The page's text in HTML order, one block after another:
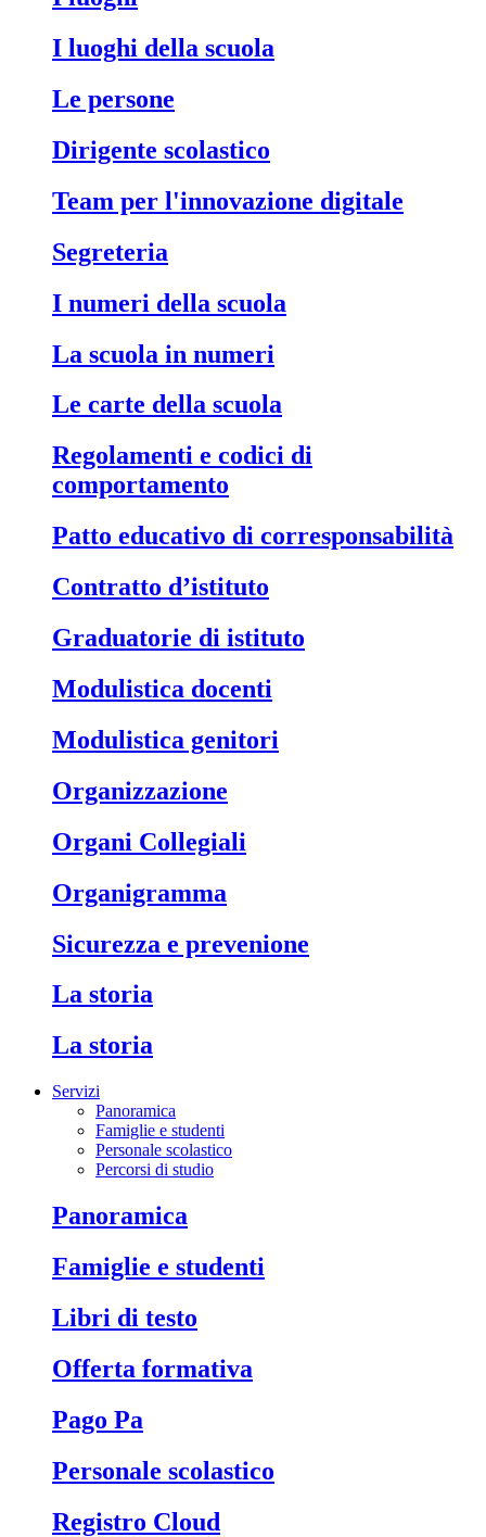
I luoghi della scuola
Le persone
Dirigente scolastico
Team per l'innovazione digitale
Segreteria
I numeri della scuola
La scuola in numeri
Le carte della scuola
Regolamenti e codici di
comportamento
Patto educativo di corresponsabilità
Contratto d’istituto
Graduatorie di istituto
Modulistica docenti
Modulistica genitori
Organizzazione
Organi Collegiali
Organigramma
Sicurezza e prevenione
La storia
La storia
Servizi
Panoramica
Famiglie e studenti
Personale scolastico
Percorsi di studio
Panoramica
Famiglie e studenti
Libri di testo
Offerta formativa
Pago Pa
Personale scolastico
Registro Cloud